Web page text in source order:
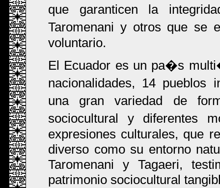
que garanticen la
Taromenani y otros que se
voluntario.
El Ecuador es un pa�s
nacionalidades, 14 pueblos
una gran variedad de
sociocultural y diferentes
expresiones culturales, que
diverso como su entorno
Taromenani y Tagaeri,
patrimonio sociocultural